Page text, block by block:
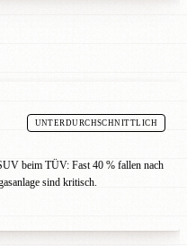
UNTERDURCHSCHNITTLICH
beim TÜV: Fast 40 % fallen nach
sind kritisch.